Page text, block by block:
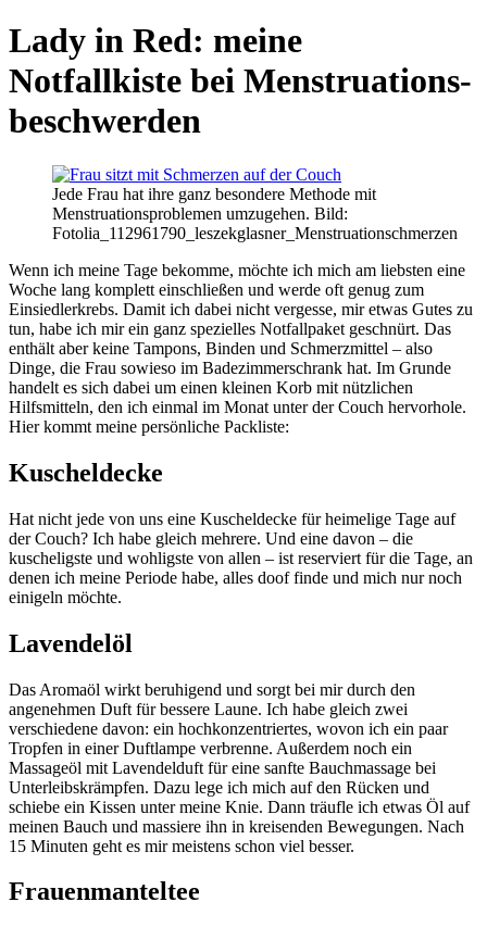
Lady in Red: meine
Notfallkiste bei Menstruations­
beschwerden
Jede Frau hat ihre ganz besondere Methode mit
Menstruationsproblemen umzugehen. Bild:
Fotolia_112961790_leszekglasner_Menstruationschmerzen
Wenn ich meine Tage bekomme, möchte ich mich am liebsten eine
Woche lang komplett einschließen und werde oft genug zum
Einsiedlerkrebs. Damit ich dabei nicht vergesse, mir etwas Gutes zu
tun, habe ich mir ein ganz spezielles Notfallpaket geschnürt. Das
enthält aber keine Tampons, Binden und Schmerzmittel – also
Dinge, die Frau sowieso im Badezimmerschrank hat. Im Grunde
handelt es sich dabei um einen kleinen Korb mit nützlichen
Hilfsmitteln, den ich einmal im Monat unter der Couch hervorhole.
Hier kommt meine persönliche Packliste:
Kuscheldecke
Hat nicht jede von uns eine Kuscheldecke für heimelige Tage auf
der Couch? Ich habe gleich mehrere. Und eine davon – die
kuscheligste und wohligste von allen – ist reserviert für die Tage, an
denen ich meine Periode habe, alles doof finde und mich nur noch
einigeln möchte.
Lavendelöl
Das Aromaöl wirkt beruhigend und sorgt bei mir durch den
angenehmen Duft für bessere Laune. Ich habe gleich zwei
verschiedene davon: ein hochkonzentriertes, wovon ich ein paar
Tropfen in einer Duftlampe verbrenne. Außerdem noch ein
Massageöl mit Lavendelduft für eine sanfte Bauchmassage bei
Unterleibskrämpfen. Dazu lege ich mich auf den Rücken und
schiebe ein Kissen unter meine Knie. Dann träufle ich etwas Öl auf
meinen Bauch und massiere ihn in kreisenden Bewegungen. Nach
15 Minuten geht es mir meistens schon viel besser.
Frauenmanteltee